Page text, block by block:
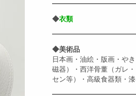
◆衣類
◆美術品
日本画・油絵・版画・や
磁器）・西洋骨董（ガレ
セン等）・高級食器類・漆